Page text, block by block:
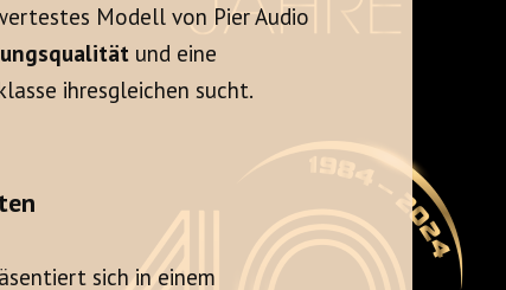
Modell von Pier Audio
und eine
ihresgleichen sucht.
sich in einem